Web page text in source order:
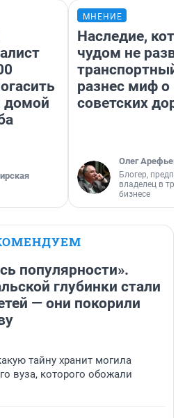
домой
МНЕНИЕ
Наследие,
чудом не
транспортный
разнес миф о
советских
Олег Арефьев
Блогер,
владелец в
бизнесе
популярности».
глубинки стали
— они покорили
тайну хранит могила
вуза, которого обожали